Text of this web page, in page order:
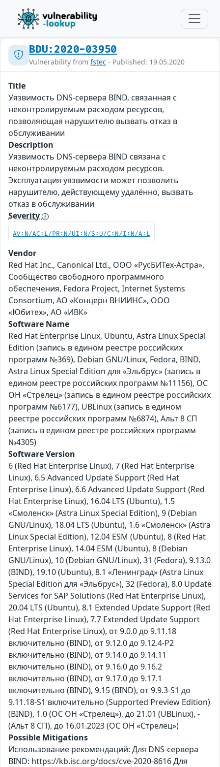
BDU:2020-03950
Vulnerability from fstec - Published: 19.05.2020
Title
Уязвимость DNS-сервера BIND, связанная с
неконтролируемым расходом ресурсов,
позволяющая нарушителю вызвать отказ в
обслуживании
Description
Уязвимость DNS-сервера BIND связана с
неконтролируемым расходом ресурсов.
Эксплуатация уязвимости может позволить
нарушителю, действующему удалённо, вызвать
отказ в обслуживании
Severity
AV:N/AC:L/PR:N/UI:N/S:U/C:N/I:N/A:L
Vendor
Red Hat Inc., Canonical Ltd., ООО «РусБИТех-Астра»,
Сообщество свободного программного
обеспечения, Fedora Project, Internet Systems
Consortium, АО «Концерн ВНИИНС», ООО
«Юбитех», АО «ИВК»
Software Name
Red Hat Enterprise Linux, Ubuntu, Astra Linux Special
Edition (запись в едином реестре российских
программ №369), Debian GNU/Linux, Fedora, BIND,
Astra Linux Special Edition для «Эльбрус» (запись в
едином реестре российских программ №11156), ОС
ОН «Стрелец» (запись в едином реестре российских
программ №6177), UBLinux (запись в едином
реестре российских программ №6874), Альт 8 СП
(запись в едином реестре российских программ
№4305)
Software Version
6 (Red Hat Enterprise Linux), 7 (Red Hat Enterprise
Linux), 6.5 Advanced Update Support (Red Hat
Enterprise Linux), 6.6 Advanced Update Support (Red
Hat Enterprise Linux), 16.04 LTS (Ubuntu), 1.5
«Смоленск» (Astra Linux Special Edition), 9 (Debian
GNU/Linux), 18.04 LTS (Ubuntu), 1.6 «Смоленск» (Astra
Linux Special Edition), 12.04 ESM (Ubuntu), 8 (Red Hat
Enterprise Linux), 14.04 ESM (Ubuntu), 8 (Debian
GNU/Linux), 10 (Debian GNU/Linux), 31 (Fedora), 9.13.0
(BIND), 19.10 (Ubuntu), 8.1 «Ленинград» (Astra Linux
Special Edition для «Эльбрус»), 32 (Fedora), 8.0 Update
Services for SAP Solutions (Red Hat Enterprise Linux),
20.04 LTS (Ubuntu), 8.1 Extended Update Support (Red
Hat Enterprise Linux), 7.7 Extended Update Support
(Red Hat Enterprise Linux), от 9.0.0 до 9.11.18
включительно (BIND), от 9.12.0 до 9.12.4-P2
включительно (BIND), от 9.14.0 до 9.14.11
включительно (BIND), от 9.16.0 до 9.16.2
включительно (BIND), от 9.17.0 до 9.17.1
включительно (BIND), 9.15 (BIND), от 9.9.3-S1 до
9.11.18-S1 включительно (Supported Preview Edition)
(BIND), 1.0 (ОС ОН «Стрелец»), до 21.01 (UBLinux), -
(Альт 8 СП), до 16.01.2023 (ОС ОН «Стрелец»)
Possible Mitigations
Использование рекомендаций: Для DNS-сервера
BIND: https://kb.isc.org/docs/cve-2020-8616 Для